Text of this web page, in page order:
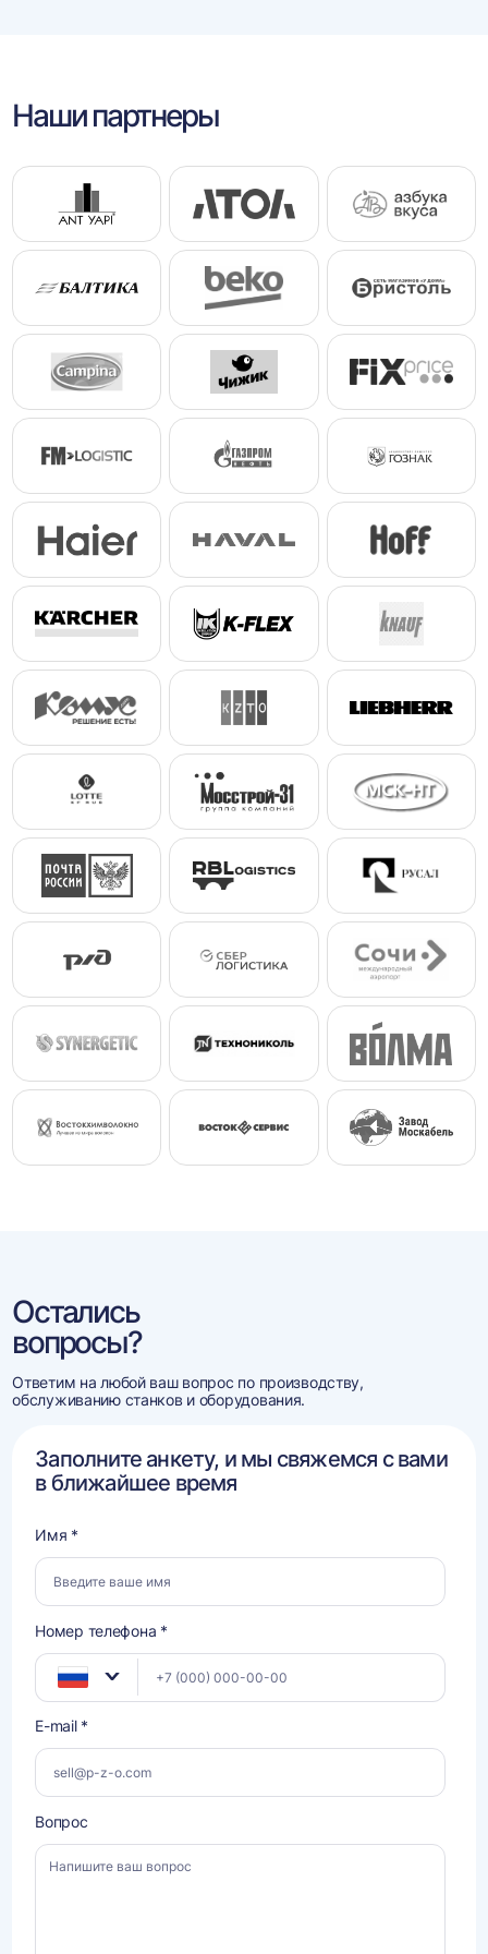
Наши партнеры
Остались
вопросы?
Ответим на любой ваш вопрос по производству,
обслуживанию станков и оборудования.
Заполните анкету, и мы свяжемся с вами
в ближайшее время
Имя *
Номер телефона *
E-mail *
Вопрос